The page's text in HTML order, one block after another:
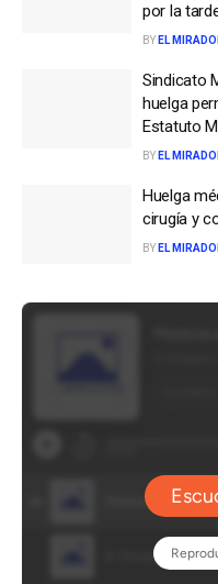
por la
BY EL
Sindicato
huelga
Estatuto
BY EL
Huelga
cirugía y
BY EL